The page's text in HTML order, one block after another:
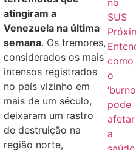
atingiram a
Venezuela na última
semana. Os tremores,
considerados os mais
intensos registrados
no país vizinho em
mais de um século,
deixaram um rastro
de destruição na
região norte,
SUS
como
o
pode
afetar
a